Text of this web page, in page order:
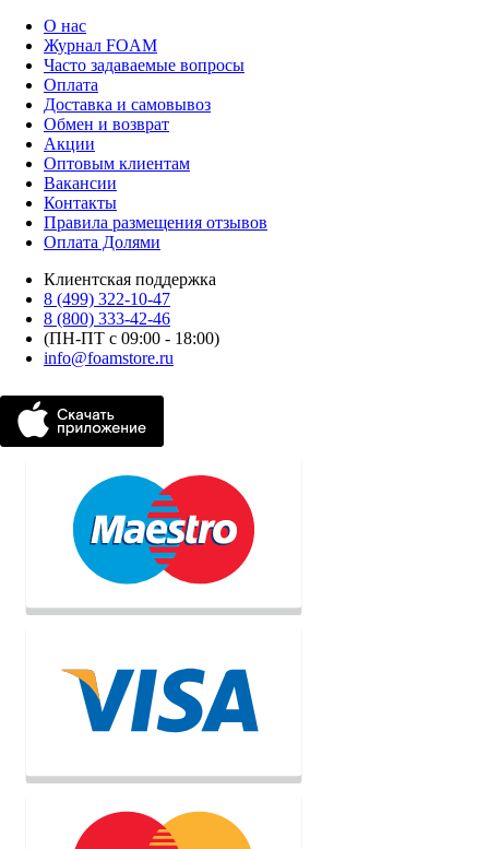
О нас
Журнал FOAM
Часто задаваемые вопросы
Оплата
Доставка и самовывоз
Обмен и возврат
Акции
Оптовым клиентам
Вакансии
Контакты
Правила размещения отзывов
Оплата Долями
Клиентская поддержка
8 (499) 322-10-47
8 (800) 333-42-46
(ПН-ПТ с 09:00 - 18:00)
info@foamstore.ru